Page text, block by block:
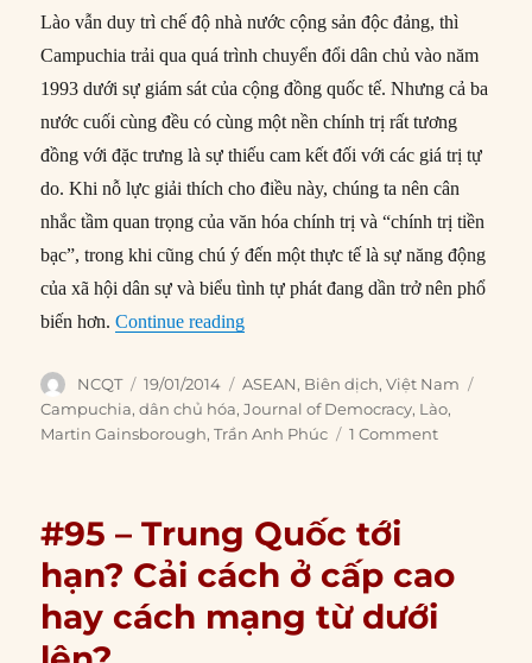
Lào vẫn duy trì chế độ nhà nước cộng sản độc đảng, thì
Campuchia trải qua quá trình chuyển đổi dân chủ vào năm
1993 dưới sự giám sát của cộng đồng quốc tế. Nhưng cả ba
nước cuối cùng đều có cùng một nền chính trị rất tương
đồng với đặc trưng là sự thiếu cam kết đối với các giá trị tự
do. Khi nỗ lực giải thích cho điều này, chúng ta nên cân
nhắc tầm quan trọng của văn hóa chính trị và “chính trị tiền
bạc”, trong khi cũng chú ý đến một thực tế là sự năng động
của xã hội dân sự và biểu tình tự phát đang dần trở nên phổ
biến hơn.Continue reading“#111 – Giới chóp bu và cải cách ở
Author
NCQT
Posted
on
19/01/2014 Categories
ASEAN, Biên dịch,Việt Nam
Campuchia,dân chủ hóa,Journal of Democracy, Lào,
Martin Gainsborough,Trần Anh Phúc 1 Comment
#95 – Trung Quốc tới
hạn? Cải cách ở cấp cao
hay cách mạng từ dưới